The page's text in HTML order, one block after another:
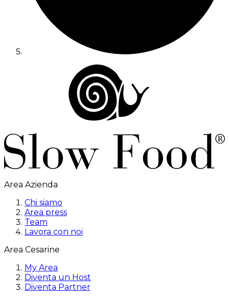
Area Azienda
Chi siamo
Area press
Team
Lavora con noi
Area Cesarine
My Area
Diventa un Host
Diventa Partner